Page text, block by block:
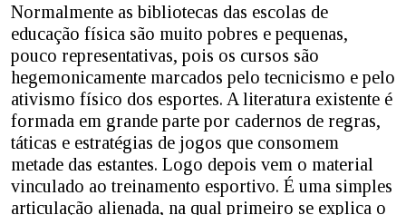
Normalmente as bibliotecas das escolas de
educação física são muito pobres e pequenas,
pouco representativas, pois os cursos são
hegemonicamente marcados pelo tecnicismo e pelo
ativismo físico dos esportes. A literatura existente é
formada em grande parte por cadernos de regras,
táticas e estratégias de jogos que consomem
metade das estantes. Logo depois vem o material
vinculado ao treinamento esportivo. É uma simples
articulação alienada, na qual primeiro se explica o